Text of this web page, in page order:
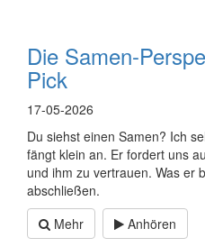
Die Samen-
Pick
17-05-2026
Du siehst einen Samen? Ich
fängt klein an. Er fordert uns
und ihm zu vertrauen. Was er
abschließen.
Mehr
Anhören